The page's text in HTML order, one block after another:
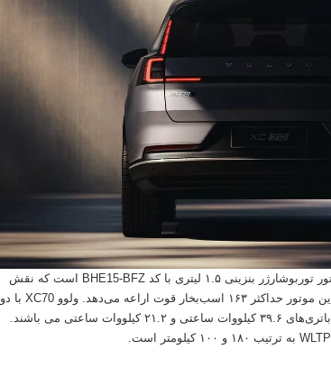
سیستم پلاگین هیبریدی ولوو XC70 شامل موتور توربوشارژر بنزینی ۱.۵ لیتری با کد BHE15-BFZ است که نقش
ژنراتور را برای موتور الکتریکی ایفا می‌کند. این موتور حداکثر ۱۶۳ اسب‌بخار قوت اراعه می‌دهد. ولوو XC70 با دو
گزینه باتری کششی اراعه می‌شود که شامل باتری‌های ۳۹.۶ کیلووات ساعتی و ۲۱.۲ کیلووات ساعتی می باشند.